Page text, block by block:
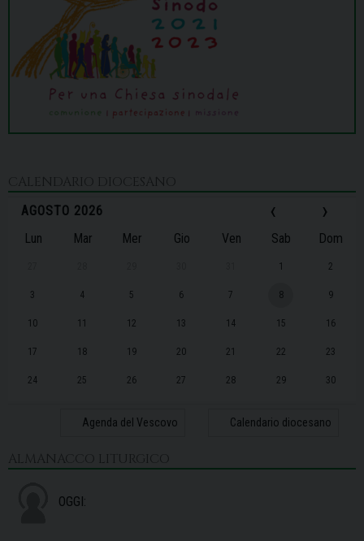
CALENDARIO DIOCESANO
‹
AGOSTO 2026 ›
Lun Mar Mer Gio Ven Sab Dom
1 2
3 4 5 6 7 8 9
10 11 12 13 14 15 16
17 18 19 20 21 22 23
24 25 26 27 28 29 30
Agenda del Vescovo Calendario diocesano
ALMANACCO LITURGICO
OGGI: